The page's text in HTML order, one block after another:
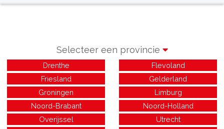
Selecteer een provincie
Drenthe
Flevoland
Friesland
Gelderland
Groningen
Limburg
Noord-Brabant
Noord-Holland
Overijssel
Utrecht